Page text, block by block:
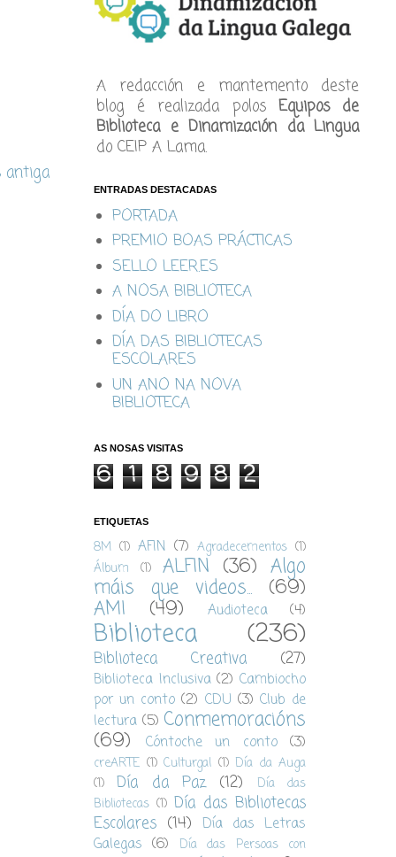
antiga
A redacción e mantemento deste
blog é realizada polos Equipos de
Biblioteca e Dinamización da Lingua
do CEIP A Lama.
ENTRADAS DESTACADAS
PORTADA
PREMIO BOAS PRÁCTICAS
SELLO LEER.ES
A NOSA BIBLIOTECA
DÍA DO LIBRO
DÍA DAS BIBLIOTECAS
ESCOLARES
UN ANO NA NOVA
BIBLIOTECA
AS NOSAS VISITAS
6 1 8 9 8 2
ETIQUETAS
8M (1) AFIN (7) Agradecementos (1)
Álbum
(1) ALFIN (36) Algo
máis que videos... (69)
AMI (49) Audioteca (4)
Biblioteca (236)
Biblioteca Creativa (27)
Biblioteca Inclusiva (2) Cambiocho
por un conto (2) CDU (3) Club de
lectura (5) Conmemoracións
(69) Cóntoche un conto (3)
creARTE (1) Culturgal (1) Día da Auga
(1)
Día da Paz (12)
Día das
Bibliotecas (1) Día das Bibliotecas
Escolares (14) Día das Letras
Galegas (6)
Día das Persoas con